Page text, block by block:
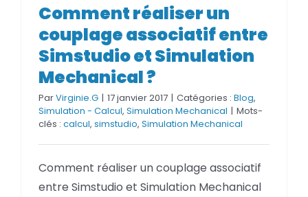
associatif entre Simstudio et
Simulation Mechanical ?
Comment réaliser un
couplage associatif entre
Simstudio et Simulation
Mechanical ?
ParVirginie.G | 17 janvier 2017 | Catégories : Blog,
Simulation - Calcul, Simulation Mechanical | Mots-
clés : calcul, simstudio, Simulation Mechanical
Comment réaliser un couplage associatif
entre Simstudio et Simulation Mechanical